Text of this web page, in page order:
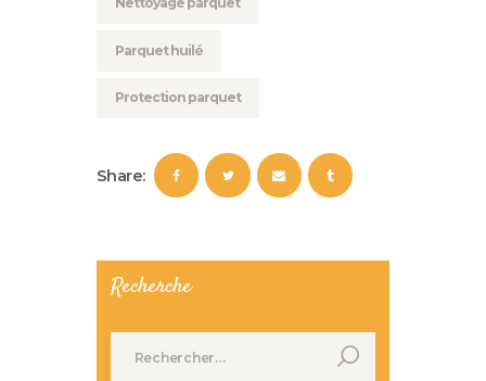
Parquet huilé
Protection parquet
Share:
Recherche